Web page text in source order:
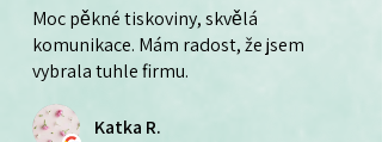
Moc pěkné tiskoviny, skvělá
komunikace. Mám radost, že jsem
vybrala tuhle firmu.
Katka R.